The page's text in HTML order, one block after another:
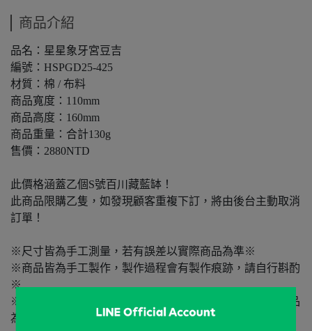
商品介紹
品名：星星象牙宮豆吉
編號：HSPGD25-425
材質：棉 / 布料
商品寬度：110mm
商品高度：160mm
商品重量：合計130g
售價：2880NTD
此價格涵蓋乙個S號百川藏藍缽！
此商品限購乙隻，如發現顧客重複下訂，將由後台主動取消
訂單！
※尺寸皆為手工測量，若有誤差以實際商品為準※
※商品皆為手工製作，製作過程會有製作痕跡，請自行斟酌
※
※商品因拍攝燈光或螢幕顯示等原因有色差，請以實際商品
為準※